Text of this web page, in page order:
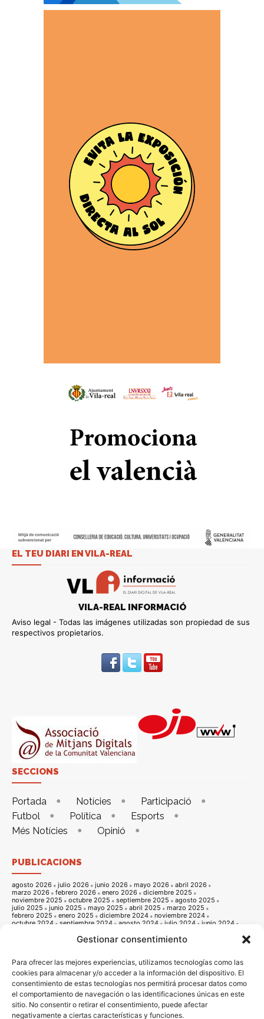
Gestionar consentimiento
Para ofrecer las mejores experiencias, utilizamos tecnologías como las
cookies para almacenar y/o acceder a la información del dispositivo. El
consentimiento de estas tecnologías nos permitirá procesar datos como
el comportamiento de navegación o las identificaciones únicas en este
sitio. No consentir o retirar el consentimiento, puede afectar
negativamente a ciertas características y funciones.
EL TEU DIARI EN VILA-REAL
VILA-REAL INFORMACIÓ
Aviso legal - Todas las imágenes utilizadas son propiedad de sus
respectivos propietarios.
SECCIONS
Portada Notícies
Participació
Futbol
Política
Esports
Més Notícies
Opinió
PUBLICACIONS
agosto 2026 julio 2026 junio 2026 mayo 2026
abril 2026
marzo 2026
febrero 2026 enero 2026
diciembre 2025
noviembre 2025
octubre 2025 septiembre 2025
agosto 2025
julio 2025
junio 2025 mayo 2025 abril 2025
marzo 2025
febrero 2025
enero 2025 diciembre 2024
noviembre 2024
octubre 2024
septiembre 2024 agosto 2024 julio 2024
junio 2024
noviembre 2023 octubre 2023
septiembre 2023
noviembre 2022
octubre 2022 septiembre 2022
agosto 2022
julio 2022
junio 2022 mayo 2022 abril 2022
marzo 2022
febrero 2022
enero 2022 diciembre 2021
noviembre 2021
octubre 2021
septiembre 2021 agosto 2021 julio 2021
junio 2021
mayo 2021
abril 2021 marzo 2021 febrero 2021
enero 2021
diciembre 2020
noviembre 2020
agosto 2020
julio 2020 junio 2020 mayo 2020
abril 2020
marzo 2020
febrero 2020 enero 2020 diciembre 2019